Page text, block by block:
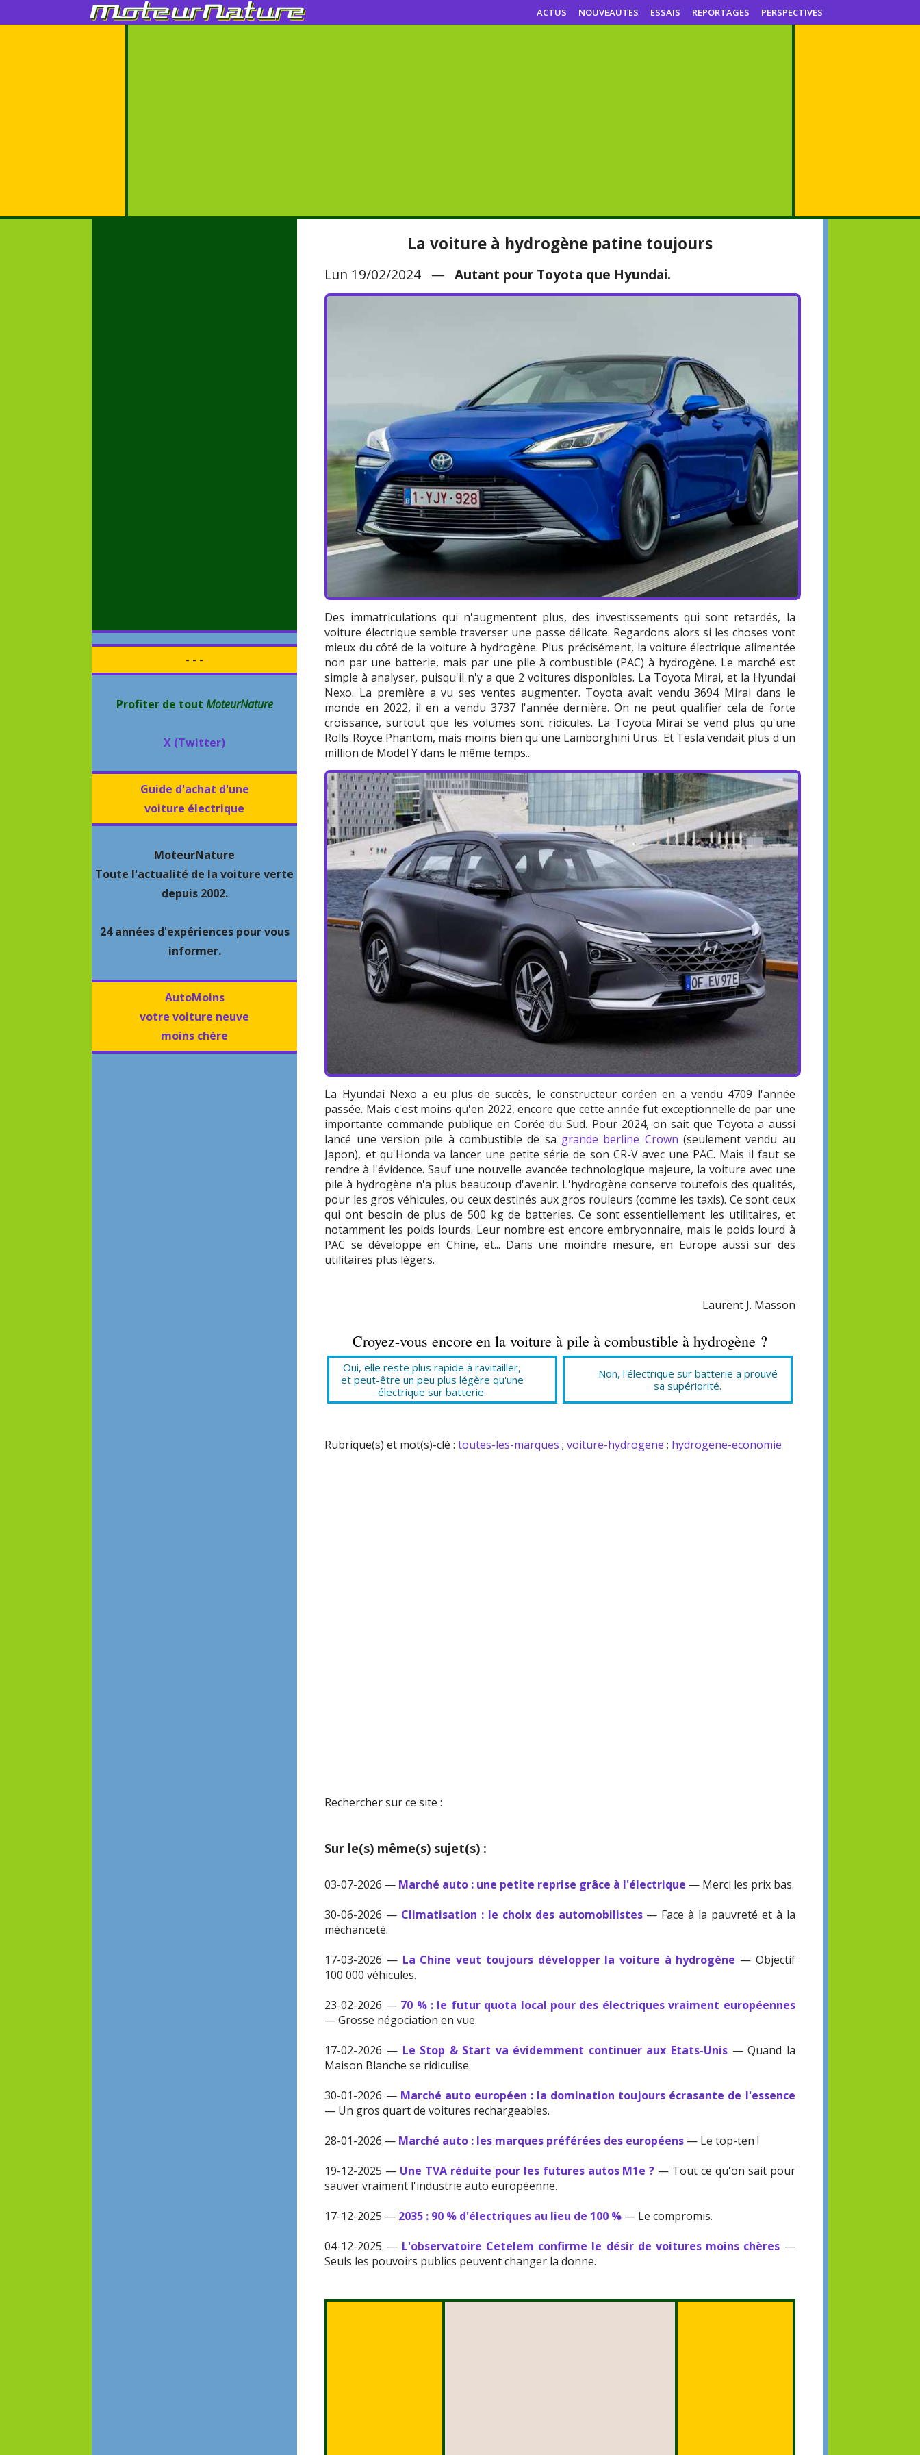
ACTUS NOUVEAUTES ESSAIS REPORTAGES PERSPECTIVES
- - -
Profiter de tout MoteurNature
X (Twitter)
Guide d'achat d'une
voiture électrique
MoteurNature
Toute l'actualité de la voiture verte
depuis 2002.
24 années d'expériences pour vous
informer.
AutoMoins
votre voiture neuve
moins chère
La voiture à hydrogène patine toujours
Lun 19/02/2024 —Autant pour Toyota que Hyundai.
Des immatriculations qui n'augmentent plus, des investissements qui sont retardés, la
voiture électrique semble traverser une passe délicate. Regardons alors si les choses vont
mieux du côté de la voiture à hydrogène. Plus précisément, la voiture électrique alimentée
non par une batterie, mais par une pile à combustible (PAC) à hydrogène. Le marché est
simple à analyser, puisqu'il n'y a que 2 voitures disponibles. La Toyota Mirai, et la Hyundai
Nexo. La première a vu ses ventes augmenter. Toyota avait vendu 3694 Mirai dans le
monde en 2022, il en a vendu 3737 l'année dernière. On ne peut qualifier cela de forte
croissance, surtout que les volumes sont ridicules. La Toyota Mirai se vend plus qu'une
Rolls Royce Phantom, mais moins bien qu'une Lamborghini Urus. Et Tesla vendait plus d'un
million de Model Y dans le même temps...
La Hyundai Nexo a eu plus de succès, le constructeur coréen en a vendu 4709 l'année
passée. Mais c'est moins qu'en 2022, encore que cette année fut exceptionnelle de par une
importante commande publique en Corée du Sud. Pour 2024, on sait que Toyota a aussi
lancé une version pile à combustible de sa grande berline Crown (seulement vendu au
Japon), et qu'Honda va lancer une petite série de son CR-V avec une PAC. Mais il faut se
rendre à l'évidence. Sauf une nouvelle avancée technologique majeure, la voiture avec une
pile à hydrogène n'a plus beaucoup d'avenir. L'hydrogène conserve toutefois des qualités,
pour les gros véhicules, ou ceux destinés aux gros rouleurs (comme les taxis). Ce sont ceux
qui ont besoin de plus de 500 kg de batteries. Ce sont essentiellement les utilitaires, et
notamment les poids lourds. Leur nombre est encore embryonnaire, mais le poids lourd à
PAC se développe en Chine, et... Dans une moindre mesure, en Europe aussi sur des
utilitaires plus légers.
Laurent J. Masson
Croyez-vous encore en la voiture à pile à combustible à hydrogène ?
Oui, elle reste plus rapide à ravitailler,
et peut-être un peu plus légère qu'une
électrique sur batterie.
Non, l'électrique sur batterie a prouvé
sa supériorité.
Rubrique(s) et mot(s)-clé :toutes-les-marques ;voiture-hydrogene ; hydrogene-economie
Rechercher sur ce site :
Sur le(s) même(s) sujet(s) :
03-07-2026 — Marché auto : une petite reprise grâce à l'électrique — Merci les prix bas.
30-06-2026 — Climatisation : le choix des automobilistes— Face à la pauvreté et à la
méchanceté.
17-03-2026 — La Chine veut toujours développer la voiture à hydrogène — Objectif
100 000 véhicules.
23-02-2026 — 70 % : le futur quota local pour des électriques vraiment européennes
— Grosse négociation en vue.
17-02-2026 — Le Stop & Start va évidemment continuer aux Etats-Unis— Quand la
Maison Blanche se ridiculise.
30-01-2026 — Marché auto européen : la domination toujours écrasante de l'essence
— Un gros quart de voitures rechargeables.
28-01-2026 — Marché auto : les marques préférées des européens — Le top-ten !
19-12-2025 — Une TVA réduite pour les futures autos M1e ? — Tout ce qu'on sait pour
sauver vraiment l'industrie auto européenne.
17-12-2025 — 2035 : 90 % d'électriques au lieu de 100 % — Le compromis.
04-12-2025 — L'observatoire Cetelem confirme le désir de voitures moins chères —
Seuls les pouvoirs publics peuvent changer la donne.